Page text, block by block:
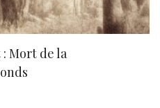
: Mort de la